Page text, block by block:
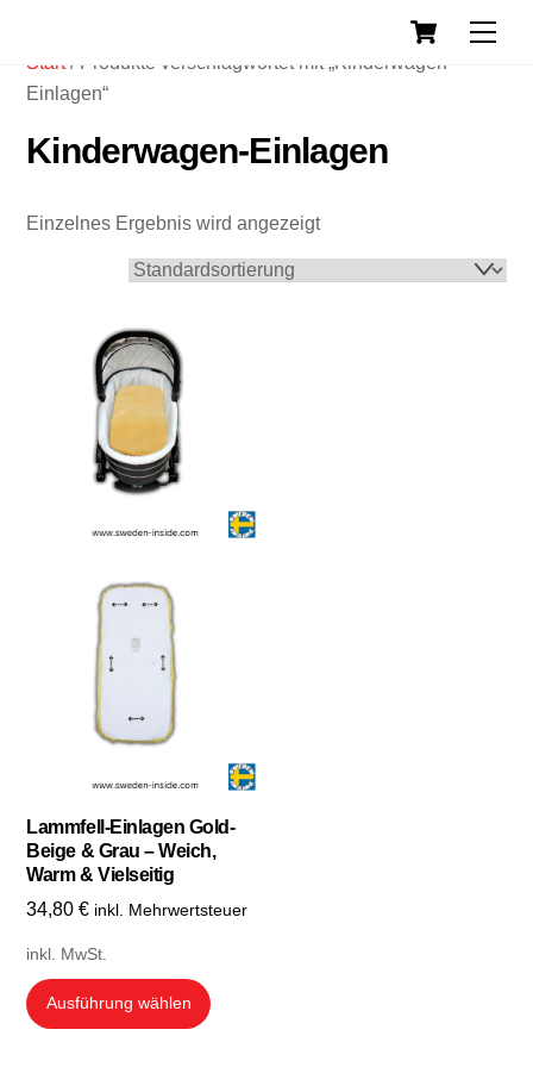
content
Cart
Start / Produkte verschlagwortet mit „Kinderwagen-
Einlagen“
Kinderwagen-Einlagen
Einzelnes Ergebnis wird angezeigt
Lammfell-Einlagen Gold-
Beige & Grau – Weich,
Warm & Vielseitig
34,80€ inkl. Mehrwertsteuer
inkl. MwSt.
Ausführung wählen
Dieses